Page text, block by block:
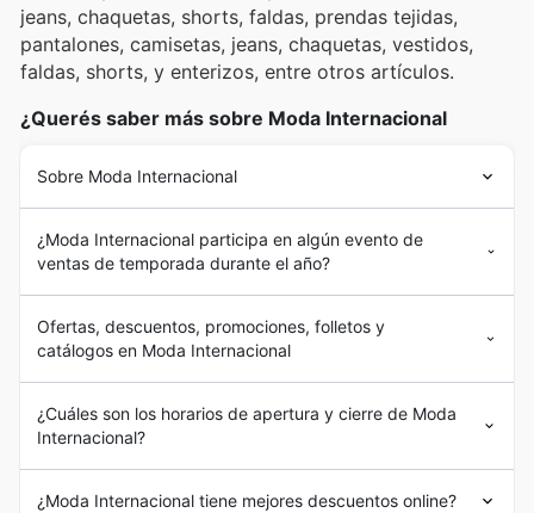
jeans, chaquetas, shorts, faldas, prendas tejidas,
pantalones, camisetas, jeans, chaquetas, vestidos,
faldas, shorts, y enterizos, entre otros artículos.
¿Querés saber más sobre Moda Internacional
Sobre Moda Internacional
¿Moda Internacional participa en algún evento de
ventas de temporada durante el año?
Ofertas, descuentos, promociones, folletos y
catálogos en Moda Internacional
¿Cuáles son los horarios de apertura y cierre de Moda
Internacional?
¿Moda Internacional tiene mejores descuentos online?